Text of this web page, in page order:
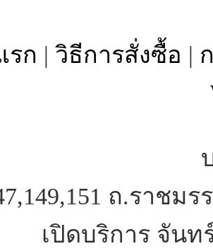
รก | วิธีการสั่งซื้อ |
ถ.ราชม
เปิดบริการ จันท